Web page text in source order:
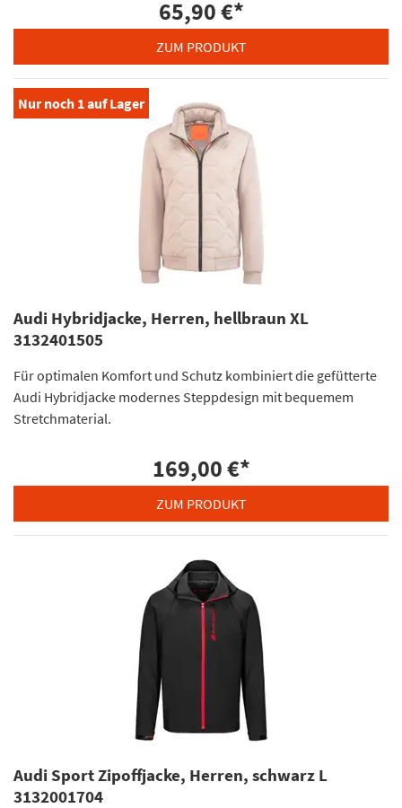
65,90 €*
ZUM PRODUKT
Nur noch 1auf Lager
Audi Hybridjacke, Herren, hellbraun XL
3132401505
Für optimalen Komfort und Schutz kombiniert die gefütterte
Audi Hybridjacke modernes Steppdesign mit bequemem
Stretchmaterial.
169,00 €*
ZUM PRODUKT
Audi Sport Zipoffjacke, Herren, schwarz L
3132001704